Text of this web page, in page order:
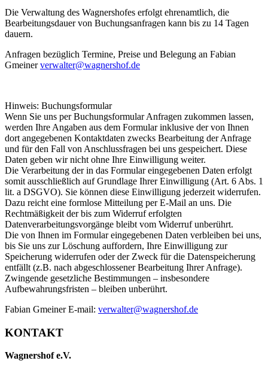
Die Verwaltung des Wagnershofes erfolgt ehrenamtlich, die
Bearbeitungsdauer von Buchungsanfragen kann bis zu 14 Tagen
dauern.
Anfragen bezüglich Termine, Preise und Belegung an Fabian
Gmeinerverwalter@wagnershof.de
Hinweis: Buchungsformular
Wenn Sie uns per Buchungsformular Anfragen zukommen lassen,
werden Ihre Angaben aus dem Formular inklusive der von Ihnen
dort angegebenen Kontaktdaten zwecks Bearbeitung der Anfrage
und für den Fall von Anschlussfragen bei uns gespeichert. Diese
Daten geben wir nicht ohne Ihre Einwilligung weiter.
Die Verarbeitung der in das Formular eingegebenen Daten erfolgt
somit ausschließlich auf Grundlage Ihrer Einwilligung (Art. 6 Abs. 1
lit. a DSGVO). Sie können diese Einwilligung jederzeit widerrufen.
Dazu reicht eine formlose Mitteilung per E-Mail an uns. Die
Rechtmäßigkeit der bis zum Widerruf erfolgten
Datenverarbeitungsvorgänge bleibt vom Widerruf unberührt.
Die von Ihnen im Formular eingegebenen Daten verbleiben bei uns,
bis Sie uns zur Löschung auffordern, Ihre Einwilligung zur
Speicherung widerrufen oder der Zweck für die Datenspeicherung
entfällt (z.B. nach abgeschlossener Bearbeitung Ihrer Anfrage).
Zwingende gesetzliche Bestimmungen – insbesondere
Aufbewahrungsfristen – bleiben unberührt.
Fabian Gmeiner E-mail: verwalter@wagnershof.de
KONTAKT
Wagnershof e.V.